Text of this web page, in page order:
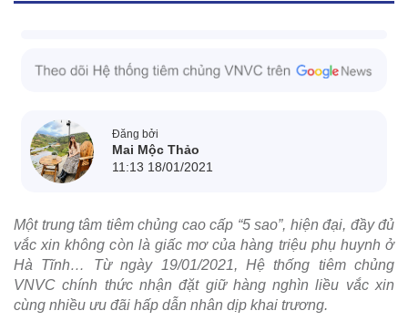
Đăng bởi
Mai Mộc Thảo
11:13 18/01/2021
Một trung tâm tiêm chủng cao cấp “5 sao”, hiện đại, đầy đủ
vắc xin không còn là giấc mơ của hàng triệu phụ huynh ở
Hà Tĩnh… Từ ngày 19/01/2021, Hệ thống tiêm chủng
VNVC chính thức nhận đặt giữ hàng nghìn liều vắc xin
cùng nhiều ưu đãi hấp dẫn nhân dịp khai trương.